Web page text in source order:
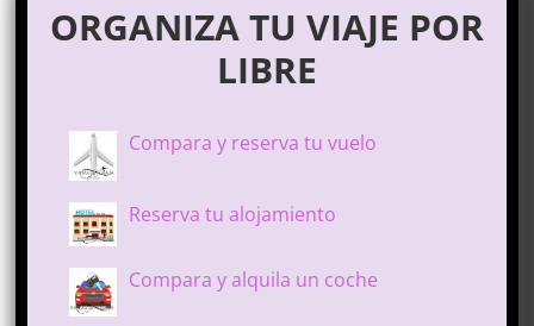
ORGANIZA TU VIAJE POR
LIBRE
Compara y reserva tu vuelo
Reserva tu alojamiento
Compara y alquila un coche